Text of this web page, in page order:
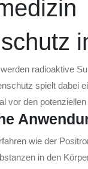
radioaktive
spielt dabei
vor den
wie der
in den